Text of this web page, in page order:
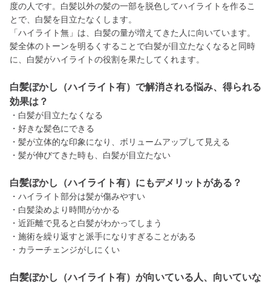
度の人です。白髪以外の髪の一部を脱色してハイライトを作るこ
とで、白髪を目立たなくします。
「ハイライト無」は、白髪の量が増えてきた人に向いています。
髪全体のトーンを明るくすることで白髪が目立たなくなると同時
に、白髪がハイライトの役割を果たしてくれます。
白髪ぼかし（ハイライト有）で解消される悩み、得られる
効果は？
・白髪が目立たなくなる
・好きな髪色にできる
・髪が立体的な印象になり、ボリュームアップして見える
・髪が伸びてきた時も、白髪が目立たない
白髪ぼかし（ハイライト有）にもデメリットがある？
・ハイライト部分は髪が傷みやすい
・白髪染めより時間がかかる
・近距離で見ると白髪がわかってしまう
・施術を繰り返すと派手になりすぎることがある
・カラーチェンジがしにくい
白髪ぼかし（ハイライト有）が向いている人、向いていな